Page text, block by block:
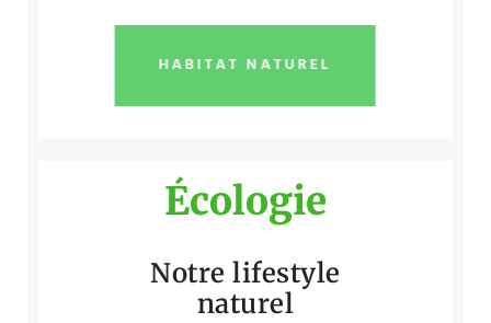
HABITAT NATUREL
Écologie
Notre lifestyle
naturel